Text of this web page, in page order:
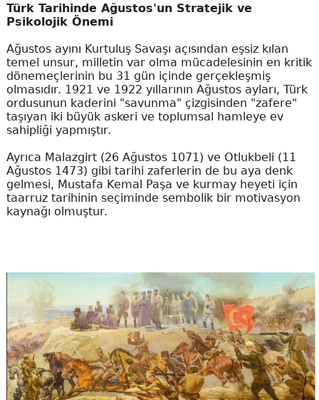
Türk Tarihinde Ağustos'un Stratejik ve
Psikolojik Önemi
Ağustos ayını Kurtuluş Savaşı açısından eşsiz kılan
temel unsur, milletin var olma mücadelesinin en kritik
dönemeçlerinin bu 31 gün içinde gerçekleşmiş
olmasıdır. 1921 ve 1922 yıllarının Ağustos ayları, Türk
ordusunun kaderini "savunma" çizgisinden "zafere"
taşıyan iki büyük askeri ve toplumsal hamleye ev
sahipliği yapmıştır.
Ayrıca Malazgirt (26 Ağustos 1071) ve Otlukbeli (11
Ağustos 1473) gibi tarihi zaferlerin de bu aya denk
gelmesi, Mustafa Kemal Paşa ve kurmay heyeti için
taarruz tarihinin seçiminde sembolik bir motivasyon
kaynağı olmuştur.